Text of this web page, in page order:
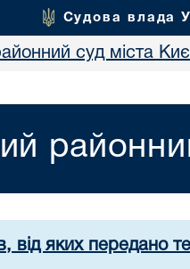
Судова влада
суд міста
від яких передано